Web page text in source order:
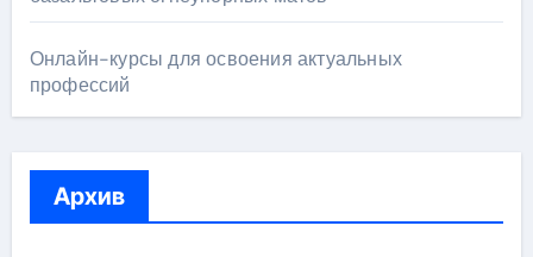
Онлайн-курсы для освоения актуальных
профессий
Архив